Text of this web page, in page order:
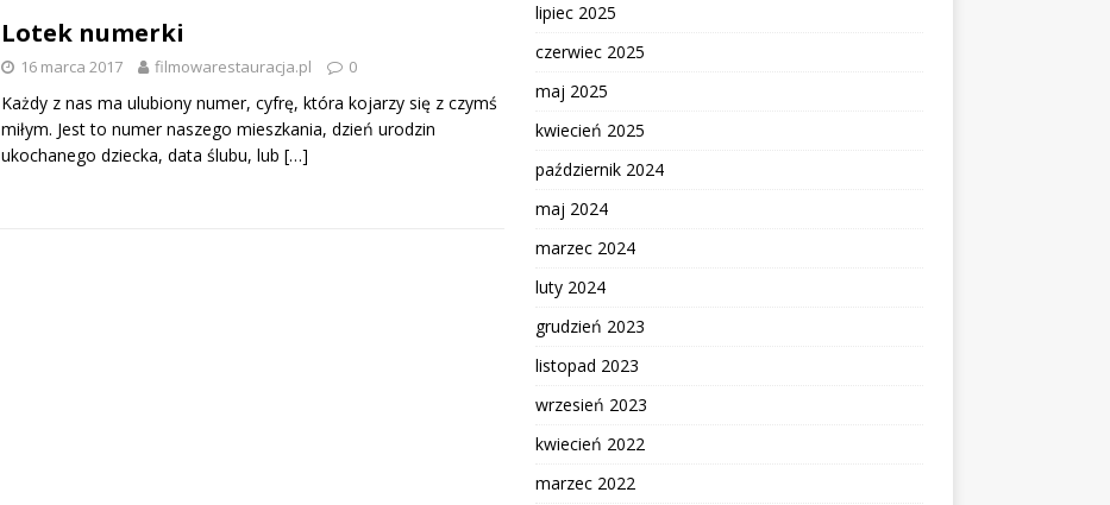
Lotek numerki
16 marca 2017 filmowarestauracja.pl 0
Każdy z nas ma ulubiony numer, cyfrę, która kojarzy się z czymś
miłym. Jest to numer naszego mieszkania, dzień urodzin
ukochanego dziecka, data ślubu, lub […]
lipiec 2025
czerwiec 2025
maj 2025
kwiecień 2025
październik 2024
maj 2024
marzec 2024
luty 2024
grudzień 2023
listopad 2023
wrzesień 2023
kwiecień 2022
marzec 2022